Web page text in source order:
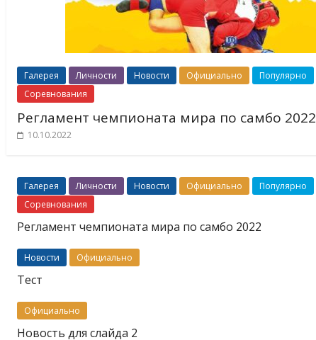
Галерея Личности Новости Официально
Популярно
Соревнования
Регламент чемпионата мира по самбо 2022
10.10.2022
Галерея Личности Новости Официально
Популярно
Соревнования
Регламент чемпионата мира по самбо 2022
Новости Официально
Тест
Официально
Новость для слайда 2